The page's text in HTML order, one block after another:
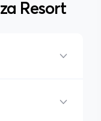
Resort